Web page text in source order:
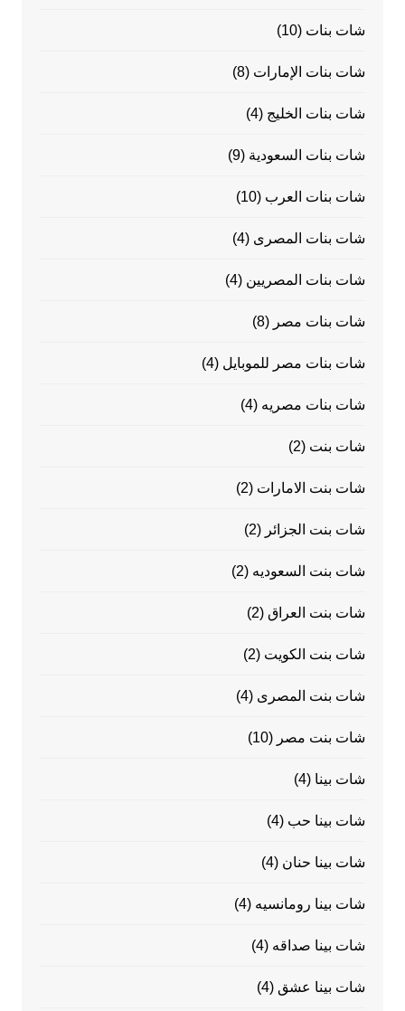
شات بنات (10)
شات بنات الإمارات (8)
شات بنات الخليج (4)
شات بنات السعودية (9)
شات بنات العرب (10)
شات بنات المصرى (4)
شات بنات المصريين (4)
شات بنات مصر (8)
شات بنات مصر للموبايل (4)
شات بنات مصريه (4)
شات بنت (2)
شات بنت الامارات (2)
شات بنت الجزائر (2)
شات بنت السعوديه (2)
شات بنت العراق (2)
شات بنت الكويت (2)
شات بنت المصرى (4)
شات بنت مصر (10)
شات بينا (4)
شات بينا حب (4)
شات بينا حنان (4)
شات بينا رومانسيه (4)
شات بينا صداقه (4)
شات بينا عشق (4)